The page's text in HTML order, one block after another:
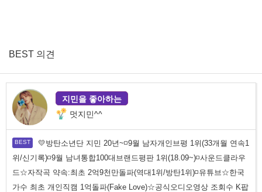
BEST 의견
지민을 좋아하는
멋지민^^
💛방탄소년단 지민 20년~◽9월 남자개인브평 1위(33개월 연속1
위/신기록)◽9월 남녀통합100대브랜드평판 1위(18.09~)◽사운드클라우
드☆자작곡 약속:최초 2억9천만돌파(역대1위/방탄1위)◽유튜브☆한국
가수 최초 개인직캠 1억돌파(Fake Love)☆공식오디오영상 조회수 K팝